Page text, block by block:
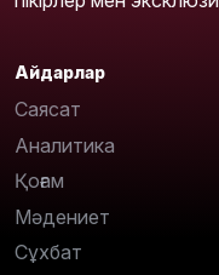
Айдарлар
Саясат
Аналитика
Қоғам
Мәдениет
Сұхбат